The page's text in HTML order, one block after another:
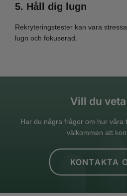
5. Håll dig lugn
Rekryteringstester kan vara
lugn och fokuserad.
Vill du
Har du några frågor om hur våra
välkommen att
KONTAKTA